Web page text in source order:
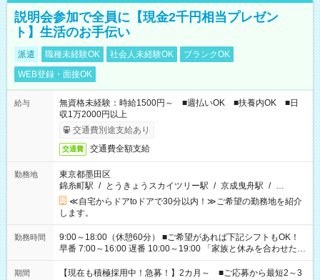
説明会参加で全員に【現金2千円相当プレゼン
ト】生活のお手伝い
派遣 職種未経験OK 社会人未経験OK
ブランクOK
WEB登録・面接OK
給与
無資格未経験：時給1500円～ ■週払いOK ■扶養内OK ■日
収1万2000円以上
交通費別途支給あり
交通費 交通費全額支給
勤務地
東京都墨田区
錦糸町駅 / とうきょうスカイツリー駅 / 京成曳舟駅 / …
≪自宅からドアtoドアで30分以内！≫ご希望の勤務地を紹介
します。
勤務時間
9:00～18:00（休憩60分） ■ご希望があれば下記シフトもOK！
早番 7:00～16:00 遅番 10:00～19:00 「家族と休みを合わせた
い」 「余裕を持って夕飯の準備がしたい」 「できれば残業はし
たくない」 など、ご希望を教えてくださいね。 ※Wワーク希望
期間
【現在も積極採用中！急募！】2カ月～ ■ご応募から最短2～3